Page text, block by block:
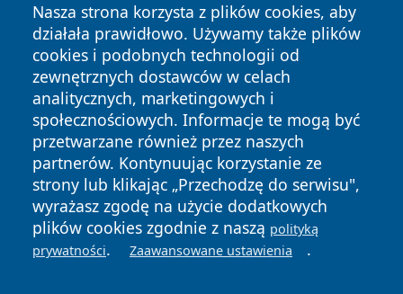
Nasza strona korzysta z plików cookies, aby
działała prawidłowo. Używamy także plików
cookies i podobnych technologii od
zewnętrznych dostawców w celach
analitycznych, marketingowych i
społecznościowych. Informacje te mogą być
przetwarzane również przez naszych
partnerów. Kontynuując korzystanie ze
strony lub klikając „Przechodzę do serwisu",
wyrażasz zgodę na użycie dodatkowych
plików cookies zgodnie z naszą polityką
prywatności. Zaawansowane ustawienia .
Copyright © 2026 zawiercieonline.pl Wszystkie prawa
zastrzeżone.
News Autorzy
Polityka
Prywatności
Polityka
Cookies